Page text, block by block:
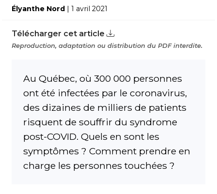
Élyanthe Nord | 1 avril 2021
Télécharger cet article
Reproduction, adaptation ou distribution du PDF interdite.
Au Québec, où 300 000 personnes
ont été infectées par le coronavirus,
des dizaines de milliers de patients
risquent de souffrir du syndrome
post-COVID. Quels en sont les
symptômes ? Comment prendre en
charge les personnes touchées ?